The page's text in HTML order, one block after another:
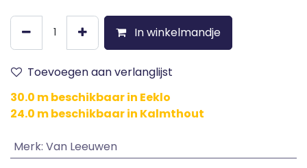
In winkelmandje
Toevoegen aan verlanglijst
30.0 m beschikbaar in Eeklo
24.0 m beschikbaar in Kalmthout
Merk: Van Leeuwen